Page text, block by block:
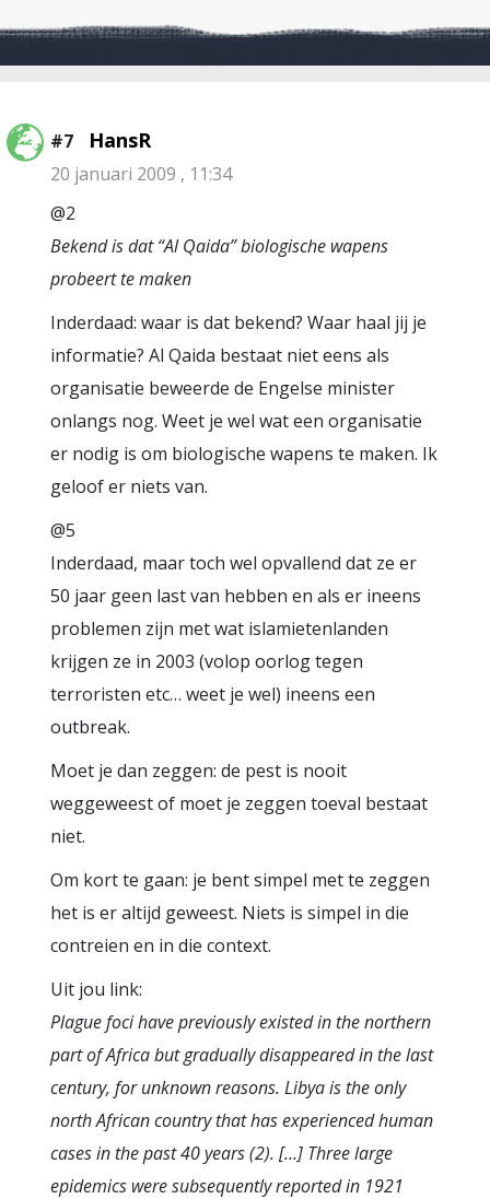
#7 HansR
20 januari 2009 , 11:34
@2
Bekend is dat “Al Qaida” biologische wapens
probeert te maken
Inderdaad: waar is dat bekend? Waar haal jij je
informatie? Al Qaida bestaat niet eens als
organisatie beweerde de Engelse minister
onlangs nog. Weet je wel wat een organisatie
er nodig is om biologische wapens te maken. Ik
geloof er niets van.
@5
Inderdaad, maar toch wel opvallend dat ze er
50 jaar geen last van hebben en als er ineens
problemen zijn met wat islamietenlanden
krijgen ze in 2003 (volop oorlog tegen
terroristen etc… weet je wel) ineens een
outbreak.
Moet je dan zeggen: de pest is nooit
weggeweest of moet je zeggen toeval bestaat
niet.
Om kort te gaan: je bent simpel met te zeggen
het is er altijd geweest. Niets is simpel in die
contreien en in die context.
Uit jou link:
Plague foci have previously existed in the northern
part of Africa but gradually disappeared in the last
century, for unknown reasons. Libya is the only
north African country that has experienced human
cases in the past 40 years (2). […] Three large
epidemics were subsequently reported in 1921